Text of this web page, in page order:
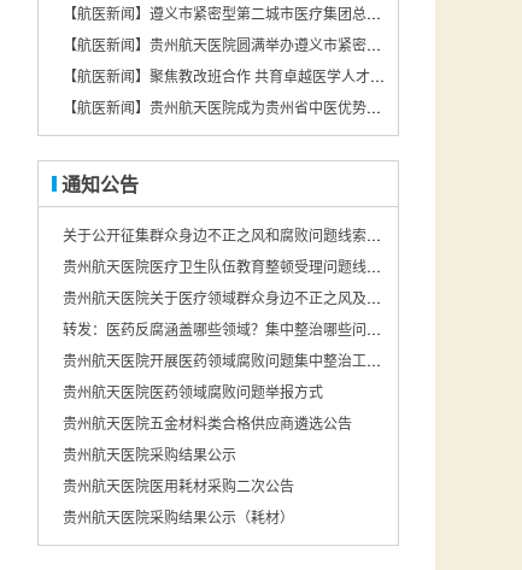
【航医新闻】遵义市紧密型第二城市医疗集团总院举办院感防控能力提升专项培训班
【航医新闻】贵州航天医院圆满举办遵义市紧密型第二城市医疗集团基层急救技术培训会
【航医新闻】聚焦教改班合作 共育卓越医学人才——遵义医药高等专科学校携手贵州航天医院，打造医教协同育人新模式
【航医新闻】贵州航天医院成为贵州省中医优势专科（中医护理）联盟成员单位
通知公告
关于公开征集群众身边不正之风和腐败问题线索的公告
贵州航天医院医疗卫生队伍教育整顿受理问题线索举报的公告
贵州航天医院关于医疗领域群众身边不正之风及腐败问题投诉举报途径的公示
转发：医药反腐涵盖哪些领域？集中整治哪些问题？国家卫健委回应.
贵州航天医院开展医药领域腐败问题集中整治工作举报途径公示
贵州航天医院医药领域腐败问题举报方式
贵州航天医院五金材料类合格供应商遴选公告
贵州航天医院采购结果公示
贵州航天医院医用耗材采购二次公告
贵州航天医院采购结果公示（耗材）